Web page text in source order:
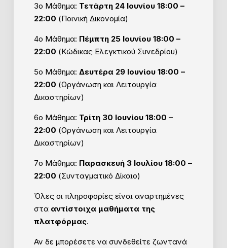
3ο Μάθημα: Τετάρτη 24 Ιουνίου 18:00 –
22:00 (Ποινική Δικονομία)
4ο Μάθημα: Πέμπτη 25 Ιουνίου 18:00 –
22:00 (Κώδικας Ελεγκτικού Συνεδρίου)
5ο Μάθημα: Δευτέρα 29 Ιουνίου 18:00 –
22:00 (Οργάνωση και Λειτουργία
Δικαστηρίων)
6ο Μάθημα: Τρίτη 30 Ιουνίου 18:00 –
22:00 (Οργάνωση και Λειτουργία
Δικαστηρίων)
7ο Μάθημα: Παρασκευή 3 Ιουλίου 18:00 –
22:00 (Συνταγματικό Δίκαιο)
Όλες οι πληροφορίες είναι αναρτημένες
στα αντίστοιχα μαθήματα της
πλατφόρμας.
Αν δε μπορέσετε να συνδεθείτε ζωντανά